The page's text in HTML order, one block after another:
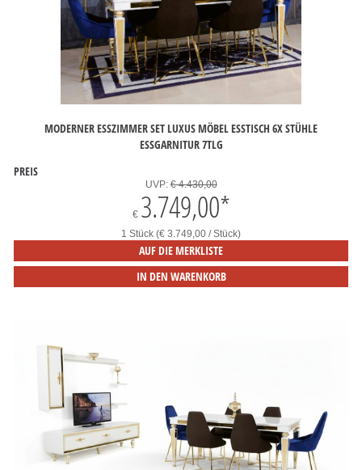
MODERNER ESSZIMMER SET LUXUS MÖBEL ESSTISCH 6X STÜHLE
ESSGARNITUR 7TLG
PREIS
UVP:€ 4.430,00
€ 3.749,00*
1 Stück (€ 3.749,00 / Stück)
AUF DIE MERKLISTE
IN DEN WARENKORB